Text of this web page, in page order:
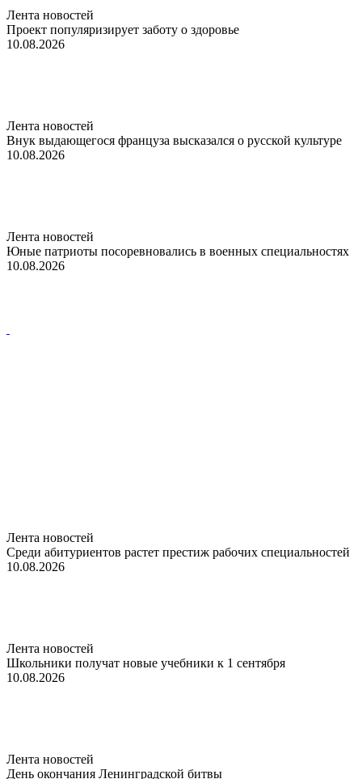
Лента новостей
Проект популяризирует заботу о здоровье
10.08.2026
Лента новостей
Внук выдающегося француза высказался о русской культуре
10.08.2026
Лента новостей
Юные патриоты посоревновались в военных специальностях
10.08.2026
Лента новостей
Среди абитуриентов растет престиж рабочих специальностей
10.08.2026
Лента новостей
Школьники получат новые учебники к 1 сентября
10.08.2026
Лента новостей
День окончания Ленинградской битвы